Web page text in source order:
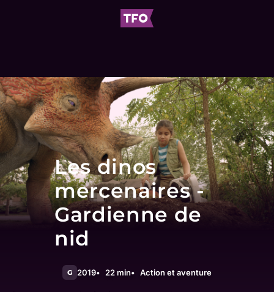
Les dinos
mercenaires -
Gardienne de
nid
G 2019 22 min Action et aventure